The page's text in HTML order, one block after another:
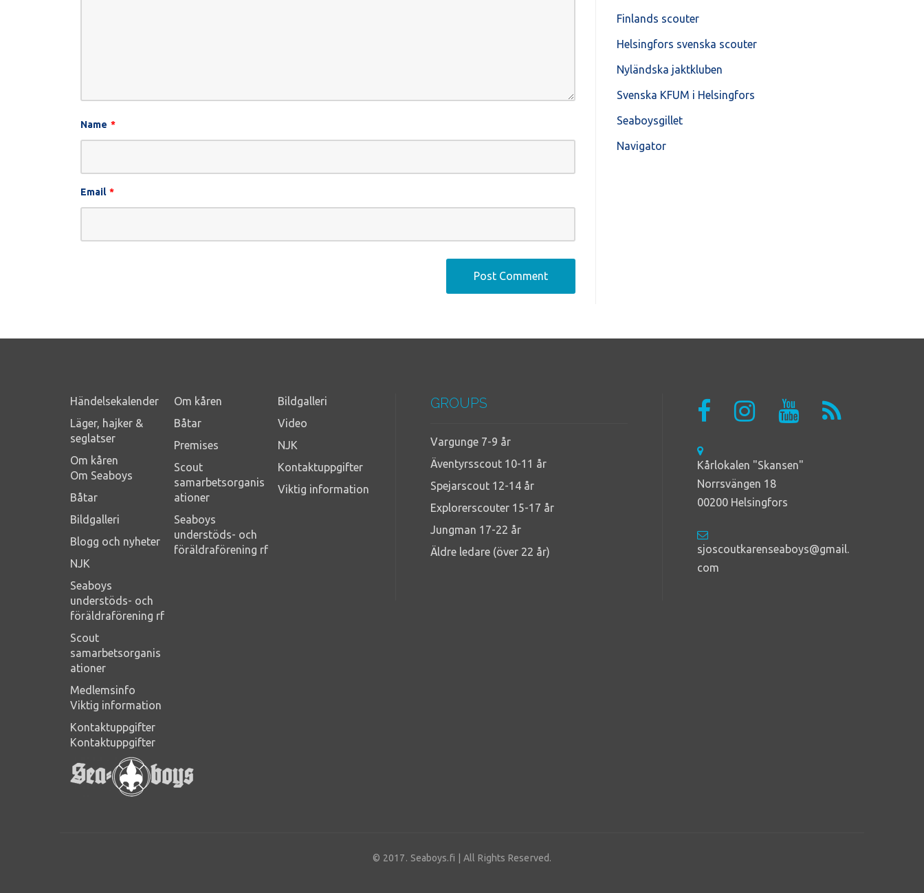
Name *
Email *
Finlands scouter
Helsingfors svenska scouter
Nyländska jaktkluben
Svenska KFUM i Helsingfors
Seaboysgillet
Navigator
Händelsekalender
Läger, hajker &
seglatser
Om kåren
Om Seaboys
Båtar
Bildgalleri
Blogg och nyheter
NJK
Seaboys
understöds- och
föräldraförening rf
Scout
samarbetsorganis
ationer
Medlemsinfo
Viktig information
Kontaktuppgifter
Kontaktuppgifter
Om kåren
Båtar
Premises
Scout
samarbetsorganis
ationer
Seaboys
understöds- och
föräldraförening rf
Bildgalleri
Video
NJK
Kontaktuppgifter
Viktig information
GROUPS
Vargunge 7-9 år
Äventyrsscout 10-11 år
Spejarscout 12-14 år
Explorerscouter 15-17 år
Jungman 17-22 år
Äldre ledare (över 22 år)
Kårlokalen "Skansen"
Norrsvängen 18
00200 Helsingfors
sjoscoutkarenseaboys@gmail.
com
© 2017. Seaboys.fi | All Rights Reserved.